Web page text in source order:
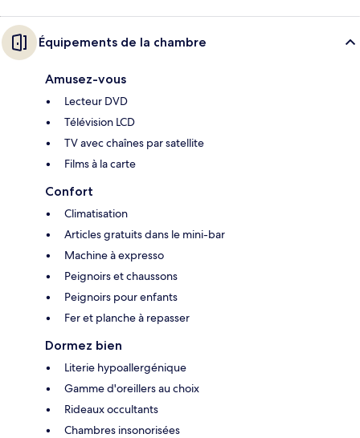
Équipements de la chambre
Amusez-vous
Lecteur DVD
Télévision LCD
TV avec chaînes par satellite
Films à la carte
Confort
Climatisation
Articles gratuits dans le mini-bar
Machine à expresso
Peignoirs et chaussons
Peignoirs pour enfants
Fer et planche à repasser
Dormez bien
Literie hypoallergénique
Gamme d'oreillers au choix
Rideaux occultants
Chambres insonorisées